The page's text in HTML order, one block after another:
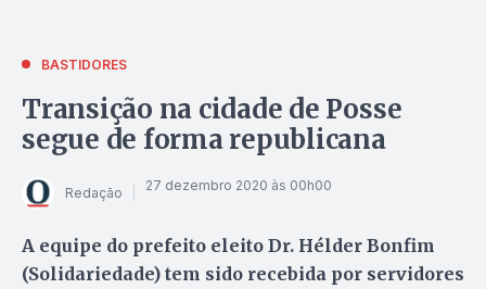
BASTIDORES
Transição na cidade de Posse
segue de forma republicana
Redação 27 dezembro 2020 às 00h00
A equipe do prefeito eleito Dr. Hélder Bonfim
(Solidariedade) tem sido recebida por servidores